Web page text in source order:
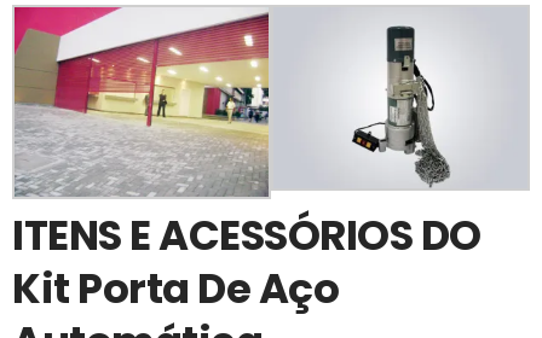
ITENS E ACESSÓRIOS DO
Kit Porta De Aço